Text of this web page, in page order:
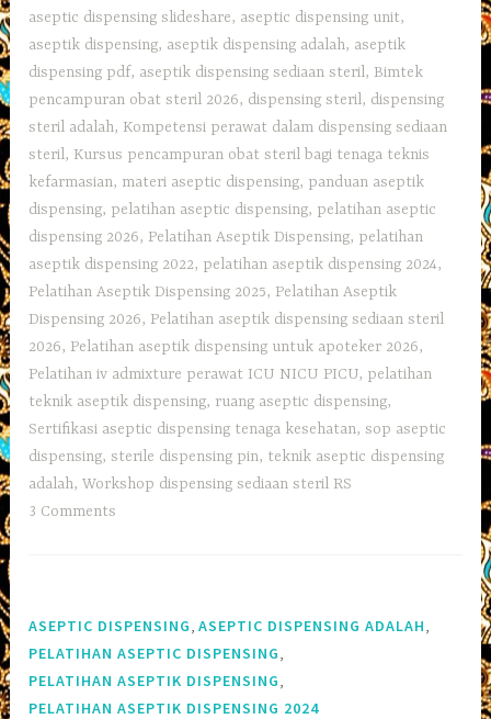
aseptic dispensing slideshare, aseptic dispensing unit,
aseptik dispensing, aseptik dispensing adalah, aseptik
dispensing pdf, aseptik dispensing sediaan steril, Bimtek
pencampuran obat steril 2026, dispensing steril, dispensing
steril adalah, Kompetensi perawat dalam dispensing sediaan
steril, Kursus pencampuran obat steril bagi tenaga teknis
kefarmasian, materi aseptic dispensing, panduan aseptik
dispensing, pelatihan aseptic dispensing, pelatihan aseptic
dispensing 2026, Pelatihan Aseptik Dispensing, pelatihan
aseptik dispensing 2022, pelatihan aseptik dispensing 2024,
Pelatihan Aseptik Dispensing 2025, Pelatihan Aseptik
Dispensing 2026, Pelatihan aseptik dispensing sediaan steril
2026, Pelatihan aseptik dispensing untuk apoteker 2026,
Pelatihan iv admixture perawat ICU NICU PICU, pelatihan
teknik aseptik dispensing, ruang aseptic dispensing,
Sertifikasi aseptic dispensing tenaga kesehatan,sop aseptic
dispensing,sterile dispensing pin, teknik aseptic dispensing
adalah,Workshop dispensing sediaan steril RS
3 Comments
ASEPTIC DISPENSING ,ASEPTIC DISPENSING ADALAH
PELATIHAN ASEPTIC DISPENSING
PELATIHAN ASEPTIK DISPENSING
PELATIHAN ASEPTIK DISPENSING 2024